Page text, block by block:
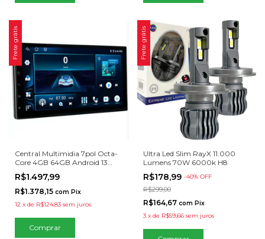
Frete grátis
Central Multimidia 7pol Octa-
Core 4GB 64GB Android 13
Carplay Android Auto
R$1.497,99
R$1.378,15 com Pix
12 x de R$124,83 sem juros
Frete grátis
Ultra Led Slim RayX 11.000
Lumens 70W 6000k H8
R$178,99 -40% OFF
R$299,00
R$164,67 com Pix
3 x de R$59,66 sem juros